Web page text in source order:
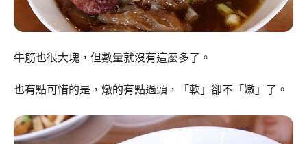
牛筋也很大塊，但數量就沒有這麼多了。
也有點可惜的是，燉的有點過頭，「軟」卻不「嫩」了。